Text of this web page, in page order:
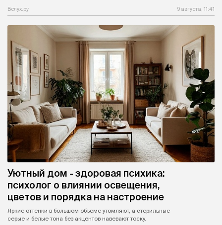
Вслух.ру 9 августа, 11:41
Уютный дом - здоровая психика:
психолог о влиянии освещения,
цветов и порядка на настроение
Яркие оттенки в большом объеме утомляют, а стерильные
серые и белые тона без акцентов навевают тоску.